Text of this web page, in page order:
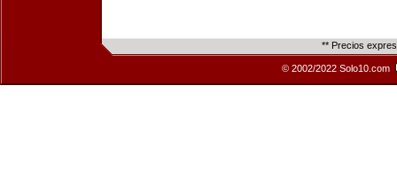
** Precios
© 2002/2022 Solo10.com